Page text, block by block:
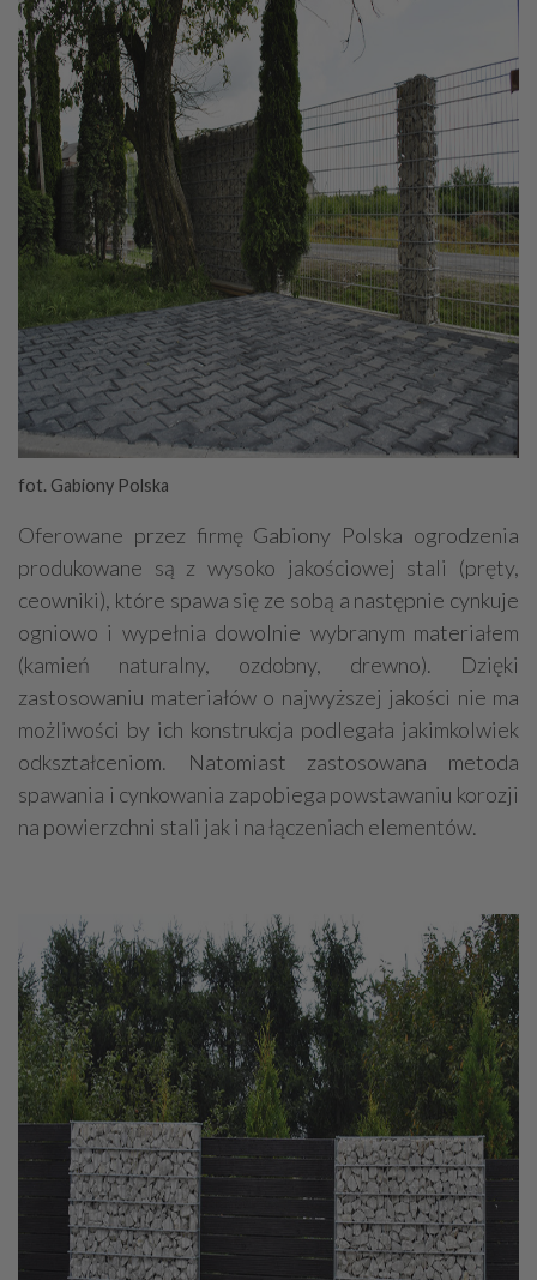
fot. Gabiony Polska
Oferowane przez firmę Gabiony Polska ogrodzenia
produkowane są z wysoko jakościowej stali (pręty,
ceowniki), które spawa się ze sobą a następnie cynkuje
ogniowo i wypełnia dowolnie wybranym materiałem
(kamień naturalny, ozdobny, drewno). Dzięki
zastosowaniu materiałów o najwyższej jakości nie ma
możliwości by ich konstrukcja podlegała jakimkolwiek
odkształceniom. Natomiast zastosowana metoda
spawania i cynkowania zapobiega powstawaniu korozji
na powierzchni stali jak i na łączeniach elementów.